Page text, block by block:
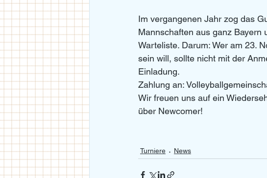
Im vergangenen Jahr zog das
Mannschaften aus ganz Bayern
Warteliste. Darum: Wer am 23.
sein will, sollte nicht mit der
Einladung.
Zahlung an:
Wir freuen uns auf ein
über Newcomer!
Turniere News